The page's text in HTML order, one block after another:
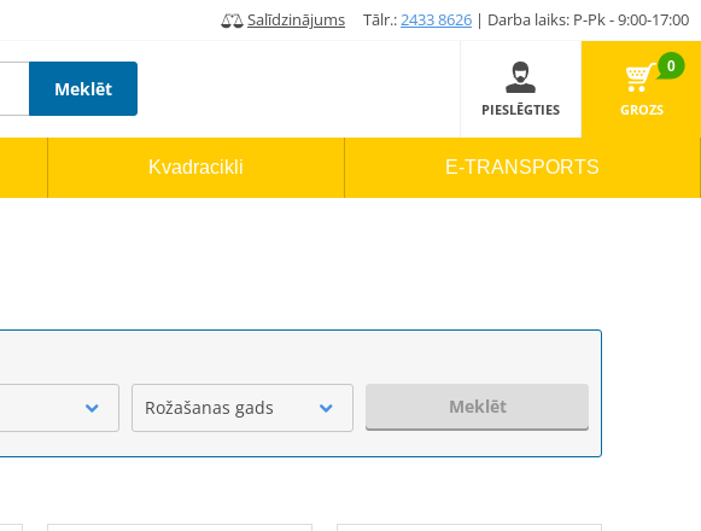
Salīdzinājums Tālr.:2433 8626 | Darba laiks: P-Pk - 9:00-17:00
Meklēt
PIESLĒGTIES
0
GROZS
Kvadracikli E-TRANSPORTS
Rožašanas gads Meklēt